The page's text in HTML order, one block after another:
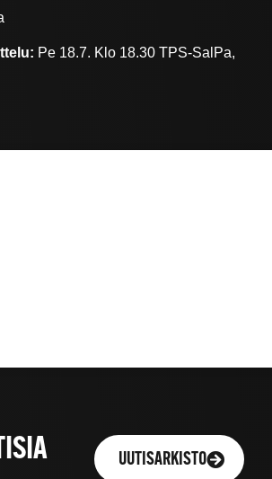
Pe 18.7. Klo 18.30 TPS-SalPa,
UUTISARKISTO